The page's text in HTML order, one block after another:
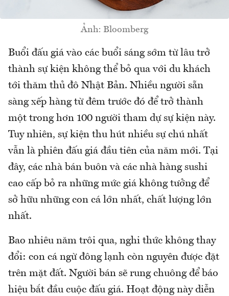
Ảnh: Bloomberg
Buổi đấu giá vào các buổi sáng sớm từ lâu trở
thành sự kiện không thể bỏ qua với du khách
tới thăm thủ đô Nhật Bản. Nhiều người sẵn
sàng xếp hàng từ đêm trước đó để trở thành
một trong hơn 100 người tham dự sự kiện này.
Tuy nhiên, sự kiện thu hút nhiều sự chú nhất
vẫn là phiên đấu giá đầu tiên của năm mới. Tại
đây, các nhà bán buôn và các nhà hàng sushi
cao cấp bỏ ra những mức giá không tưởng để
sở hữu những con cá lớn nhất, chất lượng lớn
nhất.
Bao nhiêu năm trôi qua, nghi thức không thay
đổi: con cá ngừ đông lạnh còn nguyên được đặt
trên mặt đất. Người bán sẽ rung chuông để báo
hiệu bắt đầu cuộc đấu giá. Hoạt động này diễn